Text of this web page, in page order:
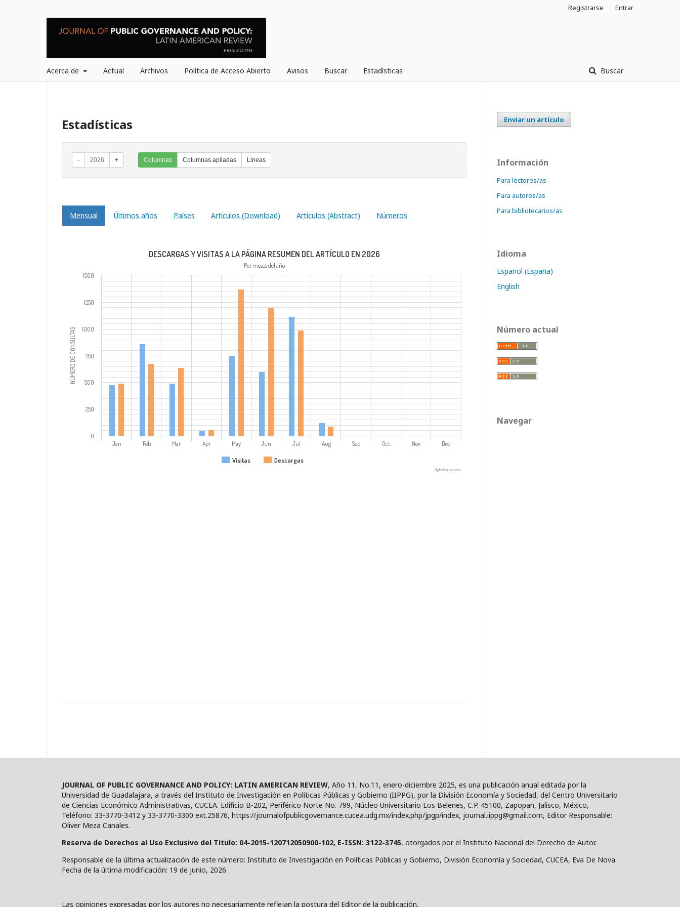
Acerca de Actual Archivos Política de Acceso Abierto Avisos Buscar Estadísticas Buscar
Registrarse Entrar
Estadísticas
- 2026 + Columnas Columnas apiladas Lineas
Mensual Últimos años Países Artículos (Download) Artículos (Abstract) Números
NÚMERO DE CONSULTAS
DESCARGAS Y VISITAS A LA PÁGINA RESUMEN DEL ARTÍCULO EN 2026
Por meses del año
Visitas Descargas
Jan Feb Mar Apr May Jun Jul Aug Sep Oct Nov Dec
0
250
500
750
1000
1250
1500
Highcharts.com
Enviar un artículo
Información
Para lectores/as
Para autores/as
Para bibliotecarios/as
Idioma
Español (España)
English
Número actual
Navegar
JOURNAL OF PUBLIC GOVERNANCE AND POLICY: LATIN AMERICAN REVIEW, Año 11, No.11, enero-diciembre 2025, es una publicación anual editada por la
Universidad de Guadalajara, a través del Instituto de Investigación en Políticas Públicas y Gobierno (IIPPG), por la División Economía y Sociedad, del Centro Universitario
de Ciencias Económico Administrativas, CUCEA. Edificio B-202, Periférico Norte No. 799, Núcleo Universitario Los Belenes, C.P. 45100, Zapopan, Jalisco, México,
Teléfono: 33-3770-3412 y 33-3770-3300 ext.25876, https://journalofpublicgovernance.cucea.udg.mx/index.php/jpgp/index, journal.iippg@gmail.com, Editor Responsable:
Oliver Meza Canales.
Reserva de Derechos al Uso Exclusivo del Título: 04-2015-120712050900-102, E-ISSN: 3122-3745, otorgados por el Instituto Nacional del Derecho de Autor.
Responsable de la última actualización de este número: Instituto de Investigación en Políticas Públicas y Gobierno, División Economía y Sociedad, CUCEA, Eva De Nova.
Fecha de la última modificación: 19 de junio, 2026.
Las opiniones expresadas por los autores no necesariamente reflejan la postura del Editor de la publicación.